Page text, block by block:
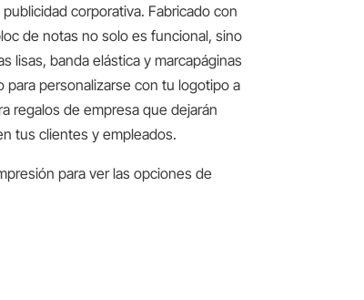
corporativa. Fabricado con
de notas no solo es funcional, sino
lisas, banda elástica y marcapáginas
personalizarse con tu logotipo a
regalos de empresa que dejarán
tus clientes y empleados.
para ver las opciones de